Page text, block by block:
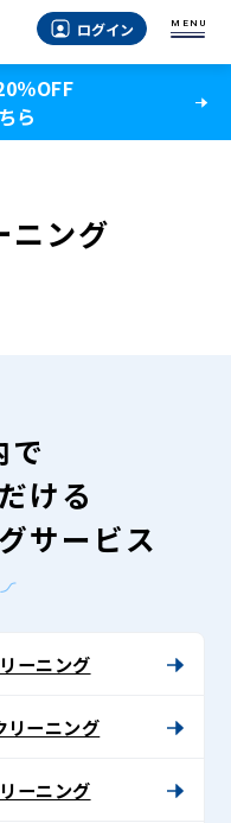
ログイン MENU
％OFF
ら
ニング
で
ける
サービス
ーニング
リーニング
ーニング